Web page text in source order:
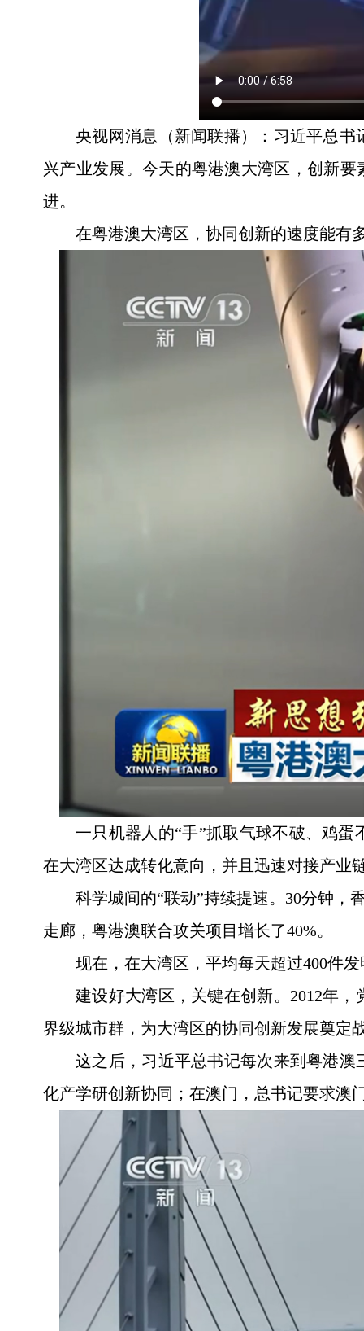
央视网消息（新闻联播）：习近平总
兴产业发展。今天的粤港澳大湾区，创新
进。
在粤港澳大湾区，协同创新的速度能有
一只机器人的“手”抓取气球不破、鸡
在大湾区达成转化意向，并且迅速对接产业
科学城间的“联动”持续提速。30分钟，
走廊，粤港澳联合攻关项目增长了40%。
现在，在大湾区，平均每天超过400件
建设好大湾区，关键在创新。2012年
界级城市群，为大湾区的协同创新发展奠定
这之后，习近平总书记每次来到粤港
化产学研创新协同；在澳门，总书记要求澳